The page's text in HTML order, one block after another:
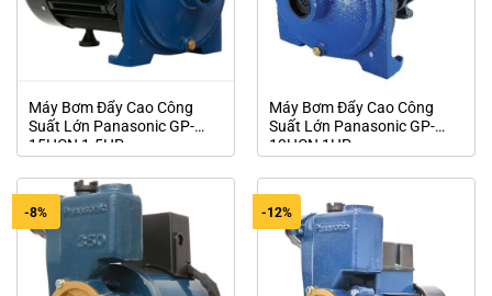
Máy Bơm Đẩy Cao Công
Suất Lớn Panasonic GP-
15HCN 1.5HP
Máy Bơm Đẩy Cao Công
Suất Lớn Panasonic GP-
10HCN 1HP
-8% -12%